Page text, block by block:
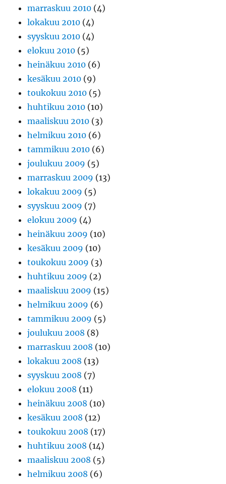
marraskuu 2010 (4)
lokakuu 2010 (4)
syyskuu 2010 (4)
elokuu 2010 (5)
heinäkuu 2010 (6)
kesäkuu 2010 (9)
toukokuu 2010 (5)
huhtikuu 2010 (10)
maaliskuu 2010 (3)
helmikuu 2010 (6)
tammikuu 2010 (6)
joulukuu 2009 (5)
marraskuu 2009 (13)
lokakuu 2009 (5)
syyskuu 2009 (7)
elokuu 2009 (4)
heinäkuu 2009 (10)
kesäkuu 2009 (10)
toukokuu 2009 (3)
huhtikuu 2009 (2)
maaliskuu 2009 (15)
helmikuu 2009 (6)
tammikuu 2009 (5)
joulukuu 2008 (8)
marraskuu 2008 (10)
lokakuu 2008 (13)
syyskuu 2008 (7)
elokuu 2008 (11)
heinäkuu 2008 (10)
kesäkuu 2008 (12)
toukokuu 2008 (17)
huhtikuu 2008 (14)
maaliskuu 2008 (5)
helmikuu 2008 (6)